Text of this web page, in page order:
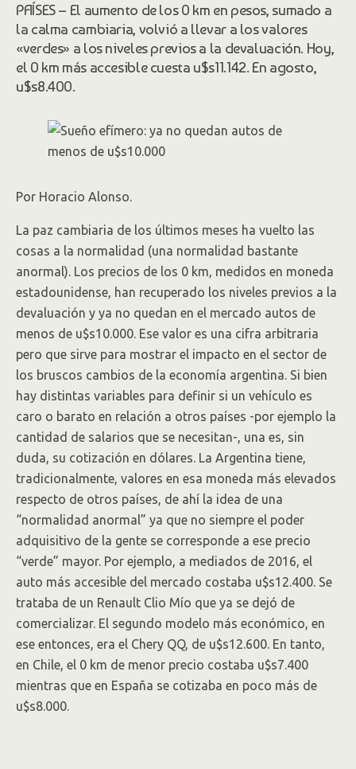
PAÍSES – El aumento de los 0 km en pesos, sumado a
la calma cambiaria, volvió a llevar a los valores
«verdes» a los niveles previos a la devaluación. Hoy,
el 0 km más accesible cuesta u$s11.142. En agosto,
u$s8.400.
Por Horacio Alonso.
La paz cambiaria de los últimos meses ha vuelto las
cosas a la normalidad (una normalidad bastante
anormal). Los precios de los 0 km, medidos en moneda
estadounidense, han recuperado los niveles previos a la
devaluación y ya no quedan en el mercado autos de
menos de u$s10.000. Ese valor es una cifra arbitraria
pero que sirve para mostrar el impacto en el sector de
los bruscos cambios de la economía argentina. Si bien
hay distintas variables para definir si un vehículo es
caro o barato en relación a otros países -por ejemplo la
cantidad de salarios que se necesitan-, una es, sin
duda, su cotización en dólares. La Argentina tiene,
tradicionalmente, valores en esa moneda más elevados
respecto de otros países, de ahí la idea de una
“normalidad anormal” ya que no siempre el poder
adquisitivo de la gente se corresponde a ese precio
“verde” mayor. Por ejemplo, a mediados de 2016, el
auto más accesible del mercado costaba u$s12.400. Se
trataba de un Renault Clio Mío que ya se dejó de
comercializar. El segundo modelo más económico, en
ese entonces, era el Chery QQ, de u$s12.600. En tanto,
en Chile, el 0 km de menor precio costaba u$s7.400
mientras que en España se cotizaba en poco más de
u$s8.000.